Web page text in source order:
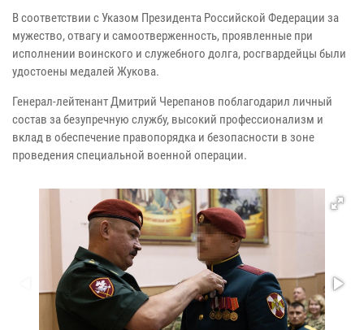
В соответствии с Указом Президента Российской Федерации за
мужество, отвагу и самоотверженность, проявленные при
исполнении воинского и служебного долга, росгвардейцы были
удостоены медалей Жукова.
Генерал-лейтенант Дмитрий Черепанов поблагодарил личный
состав за безупречную службу, высокий профессионализм и
вклад в обеспечение правопорядка и безопасности в зоне
проведения специальной военной операции.